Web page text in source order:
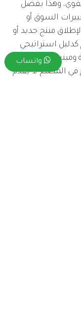
وهذا بفضل
السوق أو
منتج جديد أو
استراتيجي
على بيانات
المصنع لا يقدم
واتساب